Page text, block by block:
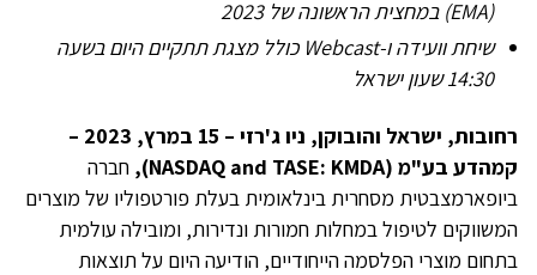
(
EMA) במחצית הראשונה של 2023
שיחת וועידה ו-Webcast כולל מצגת תתקיים היום בשעה
14:30 שעון ישראל
רחובות, ישראל והובוקן, ניו ג'רזי – 15 במרץ, 2023
–
קמהדע בע"מ (NASDAQ and TASE: KMDA
), חברה
ביופארמצבטית מסחרית בינלאומית בעלת פורטפוליו של מוצרים
המשווקים לטיפול במחלות חמורות ונדירות, ומובילה עולמית
בתחום מוצרי הפלסמה הייחודיים, הודיעה היום על תוצאות